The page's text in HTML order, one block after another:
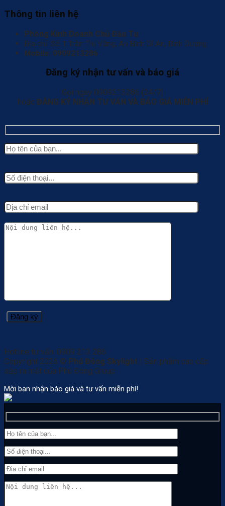
Thông tin liên hệ
Phòng Kinh Doanh Chủ Đầu Tư
Địa chỉ: Số 1 Trần Thị Vững, An Bình Dĩ An, Bình Dương
Mobile: 0909213286
Đăng ký nhận tư vấn và báo giá
Gọi ngay 0909213286 (24/7)
hoặc ĐĂNG KÝ NHẬN TƯ VẤN VÀ BÁO GIÁ MIỄN PHÍ
Hotline tư vấn: 0909 213 286
Copyright 2026 © Phú Đông Skylight | Sản phẩm cao cấp
sắp ra mắt của Phú Đông Group
Mời ban nhận báo giá và tư vấn miễn phí!